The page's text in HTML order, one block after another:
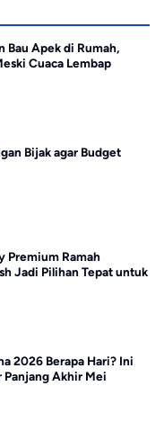
Bau Apek di Rumah,
Cuaca Lembap
Bijak agar Budget
Premium Ramah
Jadi Pilihan Tepat untuk
2026 Berapa Hari? Ini
Panjang Akhir Mei